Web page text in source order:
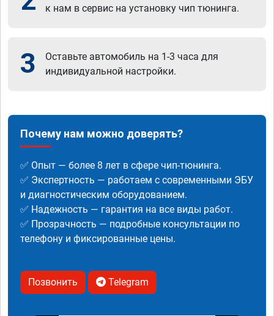
к нам в сервис на установку чип тюнинга.
3
Оставьте автомобиль на 1-3 часа для
индивидуальной настройки.
Почему нам можно доверять?
✅ Опыт — более 8 лет в сфере чип-тюнинга.
✅ Экспертность — работаем с современными ЭБУ
и диагностическим оборудованием.
✅ Надежность — гарантия на все виды работ.
✅ Прозрачность — подробные консультации по
телефону и фиксированные цены.
Позвонить Telegram